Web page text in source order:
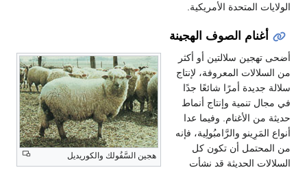
الولايات المتحدة الأمريكية.
أغنام الصوف الهجينة
هجين السَّفُولك والكوريديل
أضحى تهجين سلالتين أو أكثر
من السلالات المعروفة، لإنتاج
سلالة جديدة أمرًا شائعًا جدًا
في مجال تنمية وإنتاج أنماط
حديثة من الأغنام. وفيما عدا
أنواع المَرِينو والرَّامبُولِية، فإنه
من المحتمل أن تكون كل
السلالات الحديثة قد نشأت